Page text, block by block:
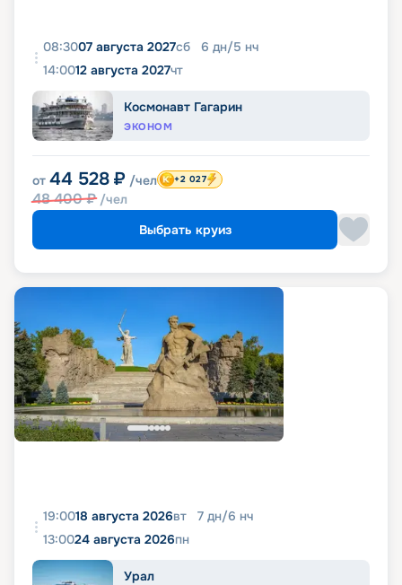
08:3007 августа 2027сб 6 дн/5 нч
14:0012 августа 2027чт
Космонавт Гагарин
ЭКОНОМ
от 44 528 ₽ /чел
48 400₽ /чел
+2 027
Выбрать круиз
19:0018 августа 2026вт 7 дн/6 нч
13:0024 августа 2026пн
Урал